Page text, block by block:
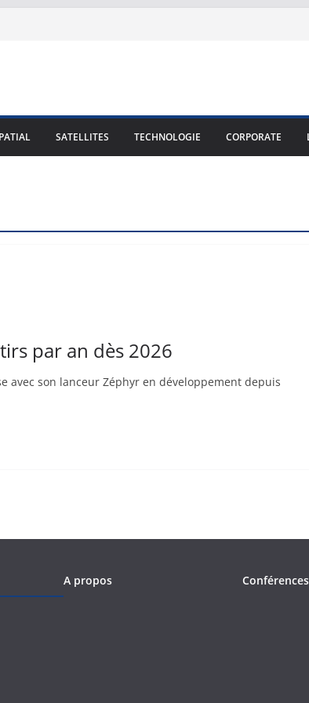
SATELLITES TECHNOLOGIE CORPORATE
par an dès 2026
avec son lanceur Zéphyr en développement depuis
A propos Conférences